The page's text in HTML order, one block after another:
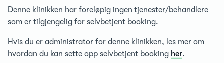
Denne klinikken har foreløpig ingen tjenester/behandlere
som er tilgjengelig for selvbetjent booking.
Hvis du er administrator for denne klinikken, les mer om
hvordan du kan sette opp selvbetjent booking her.